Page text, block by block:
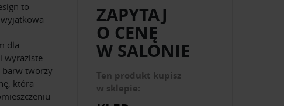
to
dla
wyraziste
barw tworzy
która
ZAPYTAJ
O CENĘ
W SALONIE
Ten produkt kupisz
w sklepie: